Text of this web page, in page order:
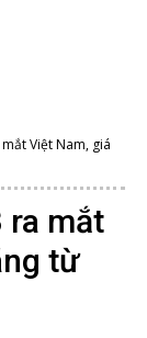
Việt Nam, giá
ra mắt
từ